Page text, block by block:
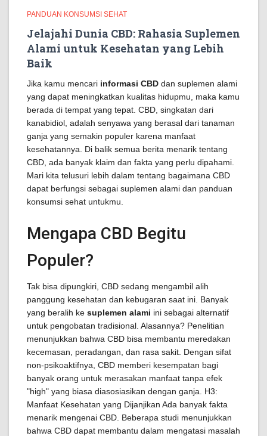
PANDUAN KONSUMSI SEHAT
Jelajahi Dunia CBD: Rahasia Suplemen
Alami untuk Kesehatan yang Lebih
Baik
Jika kamu mencari informasi CBD dan suplemen alami
yang dapat meningkatkan kualitas hidupmu, maka kamu
berada di tempat yang tepat. CBD, singkatan dari
kanabidiol, adalah senyawa yang berasal dari tanaman
ganja yang semakin populer karena manfaat
kesehatannya. Di balik semua berita menarik tentang
CBD, ada banyak klaim dan fakta yang perlu dipahami.
Mari kita telusuri lebih dalam tentang bagaimana CBD
dapat berfungsi sebagai suplemen alami dan panduan
konsumsi sehat untukmu.
Mengapa CBD Begitu
Populer?
Tak bisa dipungkiri, CBD sedang mengambil alih
panggung kesehatan dan kebugaran saat ini. Banyak
yang beralih ke suplemen alami ini sebagai alternatif
untuk pengobatan tradisional. Alasannya? Penelitian
menunjukkan bahwa CBD bisa membantu meredakan
kecemasan, peradangan, dan rasa sakit. Dengan sifat
non-psikoaktifnya, CBD memberi kesempatan bagi
banyak orang untuk merasakan manfaat tanpa efek
"high" yang biasa diasosiasikan dengan ganja. H3:
Manfaat Kesehatan yang Dijanjikan Ada banyak fakta
menarik mengenai CBD. Beberapa studi menunjukkan
bahwa CBD dapat membantu dalam mengatasi masalah